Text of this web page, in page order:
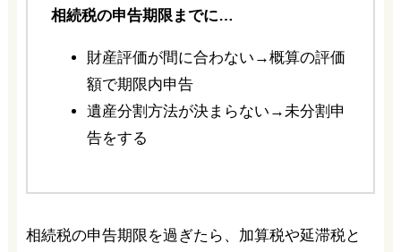
相続税の申告期限までに…
財産評価が間に合わない→概算の評価
額で期限内申告
遺産分割方法が決まらない→未分割申
告をする
相続税の申告期限を過ぎたら、加算税や延滞税と